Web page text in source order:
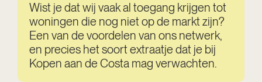
Wist je dat wij vaak al toegang krijgen tot
woningen die nog niet op de markt zijn?
Een van de voordelen van ons netwerk,
en precies het soort extraatje dat je bij
Kopen aan de Costa mag verwachten.